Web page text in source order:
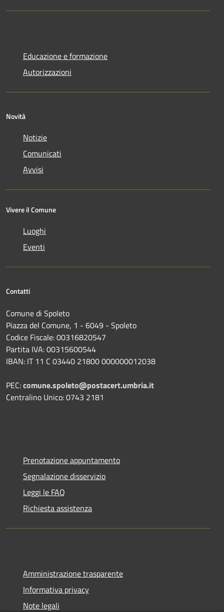
Educazione e formazione
Autorizzazioni
Novità
Notizie
Comunicati
Avvisi
Vivere il Comune
Luoghi
Eventi
Contatti
Comune di Spoleto
Piazza del Comune, 1 - 6049 - Spoleto
Codice Fiscale: 00316820547
Partita IVA: 00315600544
IBAN: IT 11 C 03440 21800 000000012038
PEC:comune.spoleto@postacert.umbria.it
Centralino Unico: 0743 2181
Prenotazione appuntamento
Segnalazione disservizio
Leggi le FAQ
Richiesta assistenza
Amministrazione trasparente
Informativa privacy
Note legali